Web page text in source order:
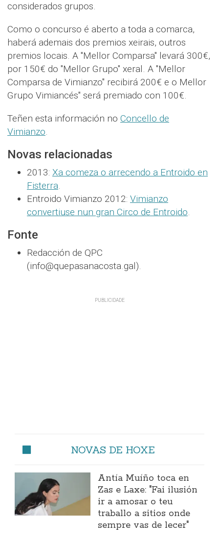
considerados grupos.
Como o concurso é aberto a toda a comarca,
haberá ademais dos premios xeirais, outros
premios locais. A "Mellor Comparsa" levará 300€,
por 150€ do "Mellor Grupo" xeral. A "Mellor
Comparsa de Vimianzo" recibirá 200€ e o Mellor
Grupo Vimiancés" será premiado con 100€.
Teñen esta información no Concello de
Vimianzo.
Novas relacionadas
2013: Xa comeza o arrecendo a Entroido en
Fisterra.
Entroido Vimianzo 2012: Vimianzo
convertiuse nun gran Circo de Entroido.
Fonte
Redacción de QPC
(info@quepasanacosta.gal).
NOVAS DE HOXE
Antía Muíño toca en
Zas e Laxe: "Fai ilusión
ir a amosar o teu
traballo a sitios onde
sempre vas de lecer"